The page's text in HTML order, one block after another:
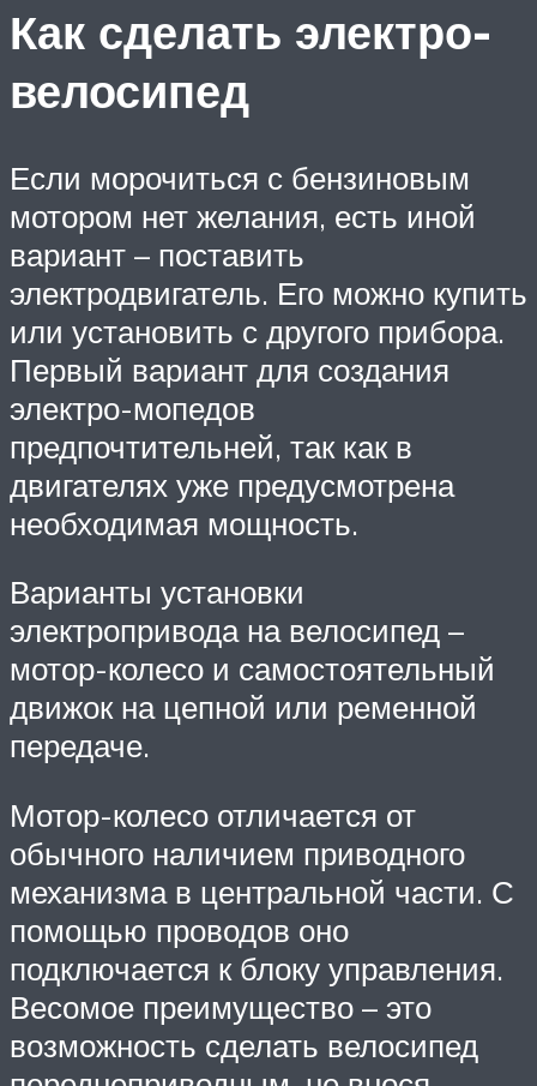
Как сделать электро-
велосипед
Если морочиться с бензиновым
мотором нет желания, есть иной
вариант – поставить
электродвигатель. Его можно купить
или установить с другого прибора.
Первый вариант для создания
электро-мопедов
предпочтительней, так как в
двигателях уже предусмотрена
необходимая мощность.
Варианты установки
электропривода на велосипед –
мотор-колесо и самостоятельный
движок на цепной или ременной
передаче.
Мотор-колесо отличается от
обычного наличием приводного
механизма в центральной части. С
помощью проводов оно
подключается к блоку управления.
Весомое преимущество – это
возможность сделать велосипед